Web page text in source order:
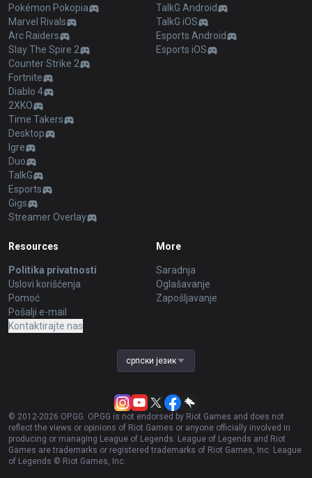
Pokémon Pokopia
Marvel Rivals
Arc Raiders
Slay The Spire 2
Counter Strike 2
Fortnite
Diablo 4
2XKO
Time Takers
Desktop
Igre
Duo
TalkG
Esports
Gigs
Streamer Overlay
TalkG Android
TalkG iOS
Esports Android
Esports iOS
Resources
Politika privatnosti
Uslovi korišćenja
Pomoć
Pošalji e-mail
Kontaktirajte nas
More
Saradnja
Oglašavanje
Zapošljavanje
српски језик
© 2012-2026 OP.GG. OP.GG is not endorsed by Riot Games and does not
reflect the views or opinions of Riot Games or anyone officially involved in
producing or managing League of Legends. League of Legends and Riot
Games are trademarks or registered trademarks of Riot Games, Inc. League
of Legends © Riot Games, Inc.